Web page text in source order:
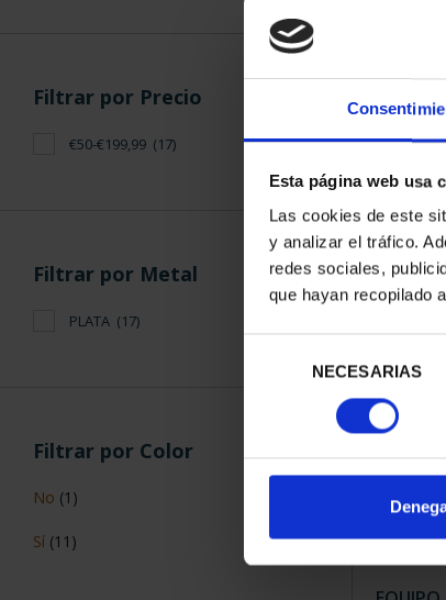
Esta página web usa
Las cookies de este
y analizar el tráfico.
redes sociales,
que hayan recopilado
consentimiento
NECESARIAS
Filtrar por Precio
€50-€199,99 (17)
Filtrar por Metal
PLATA (17)
Filtrar por Color
No (1)
Sí (11)